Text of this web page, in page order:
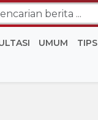
UMUM TIPS